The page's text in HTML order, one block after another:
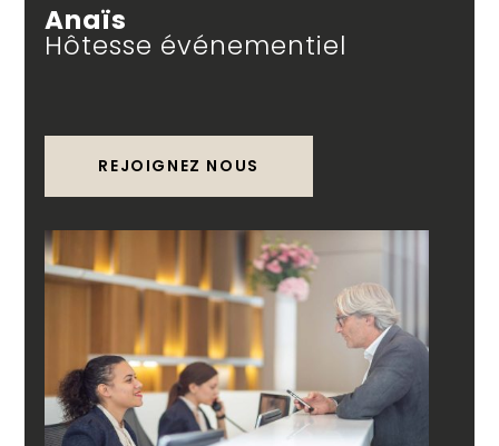
Anaïs
Hôtesse événementiel
REJOIGNEZ NOUS